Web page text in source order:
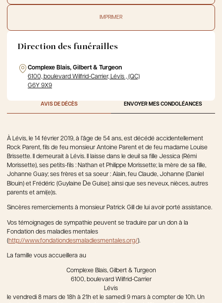
IMPRIMER
Direction des funérailles
Complexe Blais, Gilbert & Turgeon
6100, boulevard Wilfrid-Carrier, Lévis , (QC)
G6Y 9X9
AVIS DE DÉCÈS ENVOYER MES CONDOLÉANCES
À Lévis, le 14 février 2019, à l’âge de 54 ans, est décédé accidentellement
Rock Parent, fils de feu monsieur Antoine Parent et de feu madame Louise
Brissette. Il demeurait à Lévis. Il laisse dans le deuil sa fille Jessica (Rémi
Morissette), ses petits-fils : Nathan et Philippe Morissette; la mère de sa fille,
Johanne Guay; ses frères et sa soeur : Alain, feu Claude, Johanne (Daniel
Blouin) et Frédéric (Guylaine De Guise); ainsi que ses neveux, nièces, autres
parents et ami(e)s.
Sincères remerciements à monsieur Patrick Gill de lui avoir porté assistance.
Vos témoignages de sympathie peuvent se traduire par un don à la
Fondation des maladies mentales
(http://www.fondationdesmaladiesmentales.org/).
La famille vous accueillera au
Complexe Blais, Gilbert & Turgeon
6100, boulevard Wilfrid-Carrier
Lévis
le vendredi 8 mars de 18h à 21h et le samedi 9 mars à compter de 10h. Un